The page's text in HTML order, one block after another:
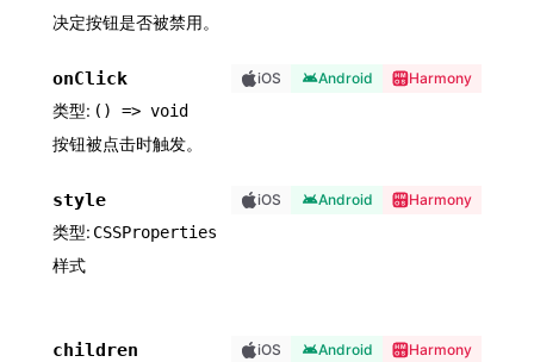
决定按钮是否被禁用。
onClick iOS Android Harmony
类型 () => void
按钮被点击时触发。
style iOS Android Harmony
类型 CSSProperties
样式
children iOS Android Harmony